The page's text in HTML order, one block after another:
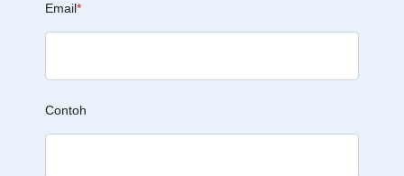
Email*
Contoh